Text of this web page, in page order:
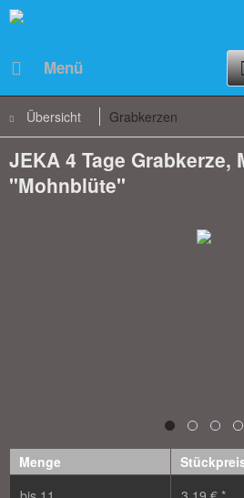
Menü
Übersicht Grabkerzen
JEKA 4 Tage Grabkerze,
"Mohnblüte"
Menge